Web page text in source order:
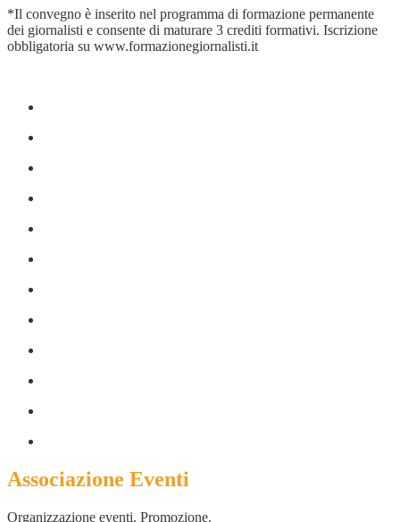
*Il convegno è inserito nel programma di formazione permanente
dei giornalisti e consente di maturare 3 crediti formativi. Iscrizione
obbligatoria su www.formazionegiornalisti.it
Associazione Eventi
Organizzazione eventi. Promozione.